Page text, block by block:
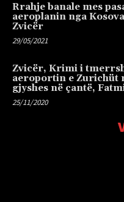
Rrahje banale mes
aeroplanin nga
Zvicër
29/05/2021
Zvicër, Krimi i
aeroportin e Zurichüt
gjyshes në çantë,
25/11/2020